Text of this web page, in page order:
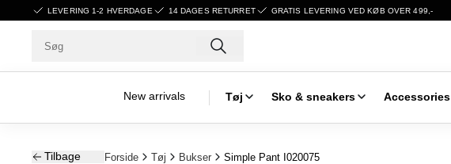
LEVERING 1-2 HVERDAGE 14 DAGES RETURRET GRATIS LEVERING VED KØB OVER 499,-
New arrivals Tøj Sko & sneakers Accessories
Tilbage Forside Tøj Bukser Simple Pant I020075